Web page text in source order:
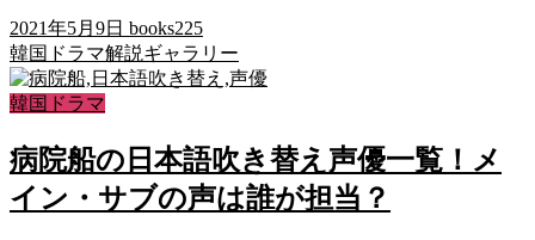
2021年5月9日 books225
韓国ドラマ解説ギャラリー
韓国ドラマ
病院船の日本語吹き替え声優一覧！メ
イン・サブの声は誰が担当？